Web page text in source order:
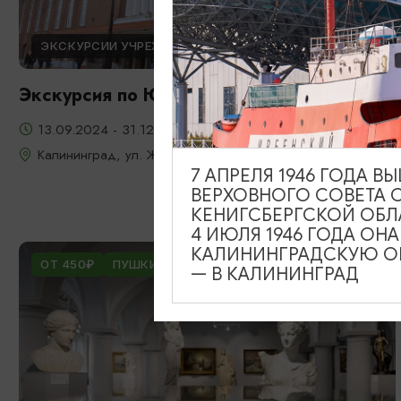
ЭКСКУРСИИ УЧРЕЖДЕНИЙ КУЛЬТУРЫ
Экскурсия по Южному вокзалу
13.09.2024 - 31.12.2026
Калининград, ул. Железнодорожная, д. 13-23
ОТ 450₽ ПУШКИНСКАЯ КАРТА
7 АПРЕЛЯ 1946 ГОДА
ВЕРХОВНОГО СОВЕТА
КЕНИГСБЕРГСКОЙ
4 ИЮЛЯ 1946 ГОДА
КАЛИНИНГРАДСКУЮ
— В КАЛИНИНГРАД